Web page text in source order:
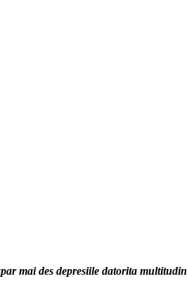
mai des depresiile datorita